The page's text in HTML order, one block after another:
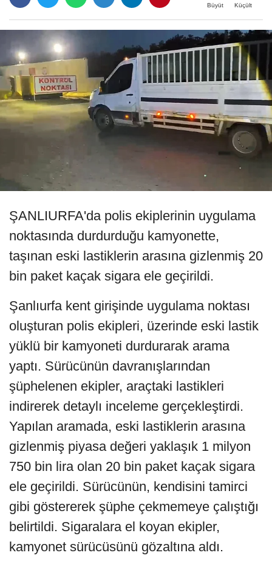
Büyüt Küçült
ŞANLIURFA'da polis ekiplerinin uygulama
noktasında durdurduğu kamyonette,
taşınan eski lastiklerin arasına gizlenmiş 20
bin paket kaçak sigara ele geçirildi.
Şanlıurfa kent girişinde uygulama noktası
oluşturan polis ekipleri, üzerinde eski lastik
yüklü bir kamyoneti durdurarak arama
yaptı. Sürücünün davranışlarından
şüphelenen ekipler, araçtaki lastikleri
indirerek detaylı inceleme gerçekleştirdi.
Yapılan aramada, eski lastiklerin arasına
gizlenmiş piyasa değeri yaklaşık 1 milyon
750 bin lira olan 20 bin paket kaçak sigara
ele geçirildi. Sürücünün, kendisini tamirci
gibi göstererek şüphe çekmemeye çalıştığı
belirtildi. Sigaralara el koyan ekipler,
kamyonet sürücüsünü gözaltına aldı.